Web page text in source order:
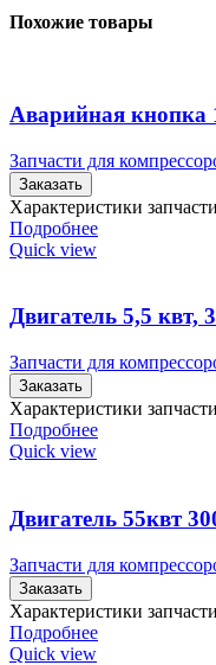
Похожие товары
Аварийная кнопка
Запчасти для
Заказать
Характеристики
Подробнее
Quick view
Двигатель 5,5 квт,
Запчасти для
Заказать
Характеристики
Подробнее
Quick view
Двигатель 55квт
Запчасти для
Заказать
Характеристики
Подробнее
Quick view